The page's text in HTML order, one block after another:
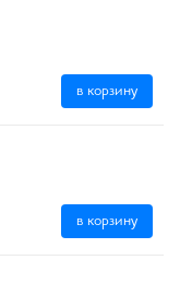
в корзину
в корзину